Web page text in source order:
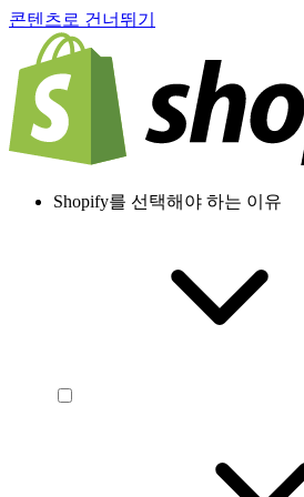
콘텐츠로 건너뛰기
Shopify를 선택해야 하는 이유